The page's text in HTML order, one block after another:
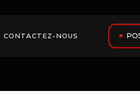
CONTACTEZ-NOUS